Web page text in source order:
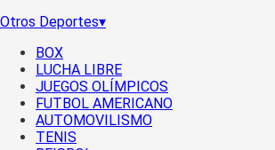
Otros Deportes▾
BOX
LUCHA LIBRE
JUEGOS OLÍMPICOS
FUTBOL AMERICANO
AUTOMOVILISMO
TENIS